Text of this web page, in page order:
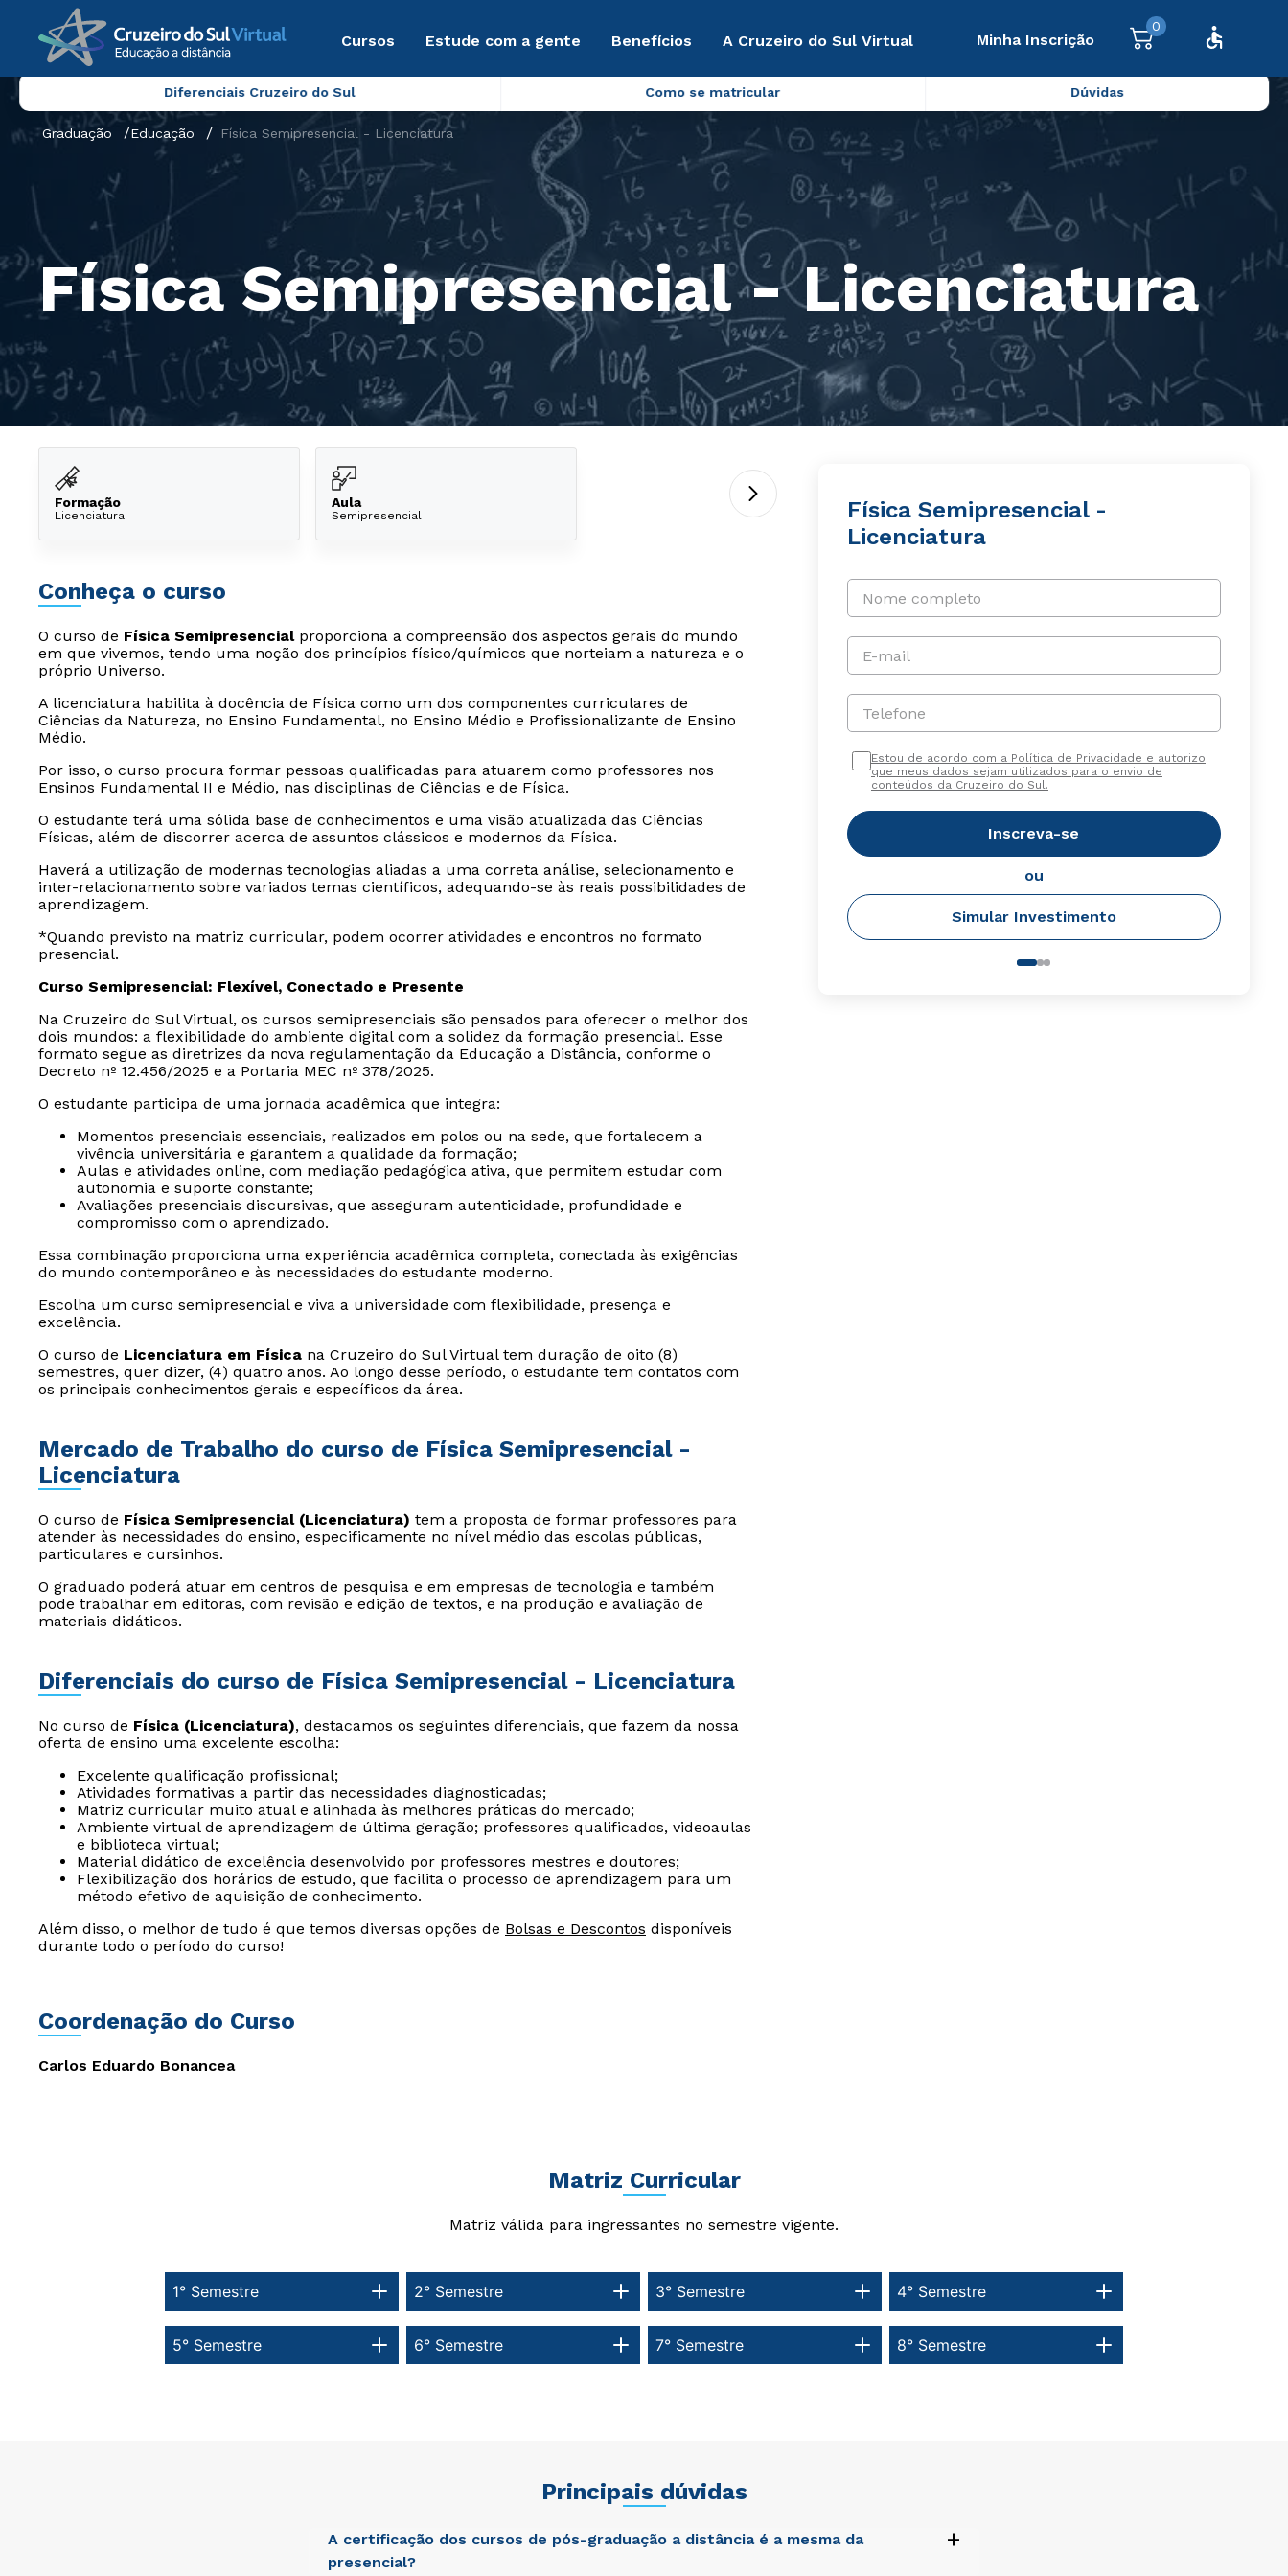
Cursos Estude com a gente Benefícios A Cruzeiro do Sul Virtual Minha Inscrição
0
Diferenciais Cruzeiro do Sul Como se matricular Dúvidas
Graduação Educação Física Semipresencial - Licenciatura
Física Semipresencial - Licenciatura
Formação
Licenciatura
Aula
Semipresencial
Conheça o curso
O curso de Física Semipresencialproporciona a compreensão dos aspectos gerais do mundo
em que vivemos, tendo uma noção dos princípios físico/químicos que norteiam a natureza e o
próprio Universo.
A licenciatura habilita à docência de Física como um dos componentes curriculares de
Ciências da Natureza, no Ensino Fundamental, no Ensino Médio e Profissionalizante de Ensino
Médio.
Por isso, o curso procura formar pessoas qualificadas para atuarem como professores nos
Ensinos Fundamental II e Médio, nas disciplinas de Ciências e de Física.
O estudante terá uma sólida base de conhecimentos e uma visão atualizada das Ciências
Físicas, além de discorrer acerca de assuntos clássicos e modernos da Física.
Haverá a utilização de modernas tecnologias aliadas a uma correta análise, selecionamento e
inter-relacionamento sobre variados temas científicos, adequando-se às reais possibilidades de
aprendizagem.
*Quando previsto na matriz curricular, podem ocorrer atividades e encontros no formato
presencial.
Curso Semipresencial: Flexível, Conectado e Presente
Na Cruzeiro do Sul Virtual, os cursos semipresenciais são pensados para oferecer o melhor dos
dois mundos: a flexibilidade do ambiente digital com a solidez da formação presencial. Esse
formato segue as diretrizes da nova regulamentação da Educação a Distância, conforme o
Decreto nº 12.456/2025 e a Portaria MEC nº 378/2025.
O estudante participa de uma jornada acadêmica que integra:
Momentos presenciais essenciais, realizados em polos ou na sede, que fortalecem a
vivência universitária e garantem a qualidade da formação;
Aulas e atividades online, com mediação pedagógica ativa, que permitem estudar com
autonomia e suporte constante;
Avaliações presenciais discursivas, que asseguram autenticidade, profundidade e
compromisso com o aprendizado.
Essa combinação proporciona uma experiência acadêmica completa, conectada às exigências
do mundo contemporâneo e às necessidades do estudante moderno.
Escolha um curso semipresencial e viva a universidade com flexibilidade, presença e
excelência.
O curso de Licenciatura em Física na Cruzeiro do Sul Virtual tem duração de oito (8)
semestres, quer dizer, (4) quatro anos. Ao longo desse período, o estudante tem contatos com
os principais conhecimentos gerais e específicos da área.
Mercado de Trabalho do curso de Física Semipresencial -
Licenciatura
O curso de Física Semipresencial (Licenciatura) tem a proposta de formar professores para
atender às necessidades do ensino, especificamente no nível médio das escolas públicas,
particulares e cursinhos.
O graduado poderá atuar em centros de pesquisa e em empresas de tecnologia e também
pode trabalhar em editoras, com revisão e edição de textos, e na produção e avaliação de
materiais didáticos.
Diferenciais do curso de Física Semipresencial - Licenciatura
No curso de Física (Licenciatura), destacamos os seguintes diferenciais, que fazem da nossa
oferta de ensino uma excelente escolha:
Excelente qualificação profissional;
Atividades formativas a partir das necessidades diagnosticadas;
Matriz curricular muito atual e alinhada às melhores práticas do mercado;
Ambiente virtual de aprendizagem de última geração; professores qualificados, videoaulas
e biblioteca virtual;
Material didático de excelência desenvolvido por professores mestres e doutores;
Flexibilização dos horários de estudo, que facilita o processo de aprendizagem para um
método efetivo de aquisição de conhecimento.
Além disso, o melhor de tudo é que temos diversas opções de Bolsas e Descontos disponíveis
durante todo o período do curso!
Coordenação do Curso
Carlos Eduardo Bonancea
Física Semipresencial -
Licenciatura
Nome completo
E-mail
Telefone
Estou de acordo com a Política de Privacidade e autorizo
que meus dados sejam utilizados para o envio de
conteúdos da Cruzeiro do Sul.
Inscreva-se
ou
Simular Investimento
Matriz Curricular
Matriz válida para ingressantes no semestre vigente.
1° Semestre
8° Semestre
7° Semestre
6° Semestre
5° Semestre
4° Semestre
3° Semestre
2° Semestre
Principais dúvidas
A certificação dos cursos de pós-graduação a distância é a mesma da
presencial?
+
Estou de acordo com a
envio de conteúdos da Cruzeiro do Sul.
Estou de acordo com a
envio de conteúdos da Cruzeiro do Sul.